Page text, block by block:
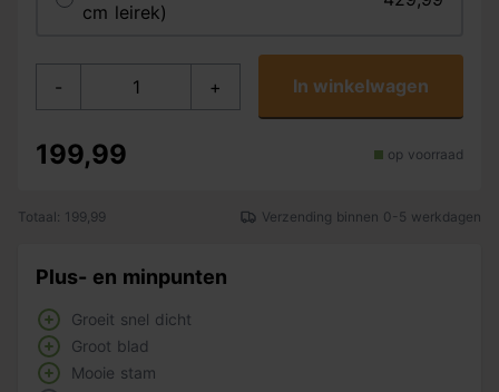
cm leirek)
- + In winkelwagen
199,99 op voorraad
Totaal: 199,99 Verzending binnen 0-5 werkdagen
Plus- en minpunten
Groeit snel dicht
Groot blad
Mooie stam